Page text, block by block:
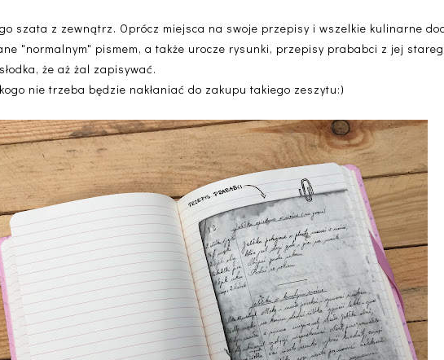
szata z zewnątrz. Oprócz miejsca na swoje przepisy i wszelkie kulinarne
"normalnym" pismem, a także urocze rysunki, przepisy prababci z jej
że aż żal zapisywać.
nie trzeba będzie nakłaniać do zakupu takiego zeszytu:)